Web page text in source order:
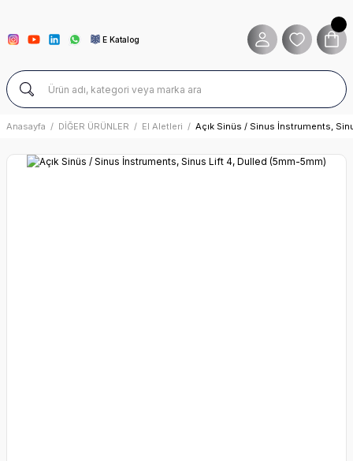
E Katalog
Anasayfa DİĞER ÜRÜNLER El Aletleri Açık Sinüs / Sinus İnstruments,